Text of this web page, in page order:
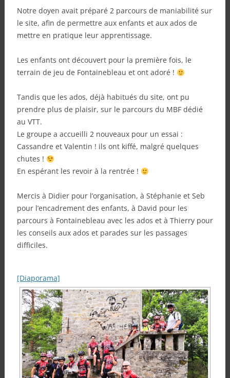
Notre doyen avait préparé 2 parcours de maniabilité sur
le site, afin de permettre aux enfants et aux ados de
mettre en pratique leur apprentissage.
Les enfants ont découvert pour la première fois, le
terrain de jeu de Fontainebleau et ont adoré !
Tandis que les ados, déjà habitués du site, ont pu
prendre plus de plaisir, sur le parcours du MBF dédié
au VTT.
Le groupe a accueilli 2 nouveaux pour un essai :
Cassandre et Valentin ! ils ont kiffé, malgré quelques
chutes !
En espérant les revoir à la rentrée !
Mercis à Didier pour l’organisation, à Stéphanie et Seb
pour l’encadrement des enfants, à David pour les
parcours à Fontainebleau avec les ados et à Thierry pour
les conseils aux ados et parades sur les passages
difficiles.
[Diaporama]